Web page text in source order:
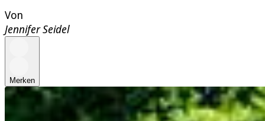
Von
Jennifer Seidel
Merken